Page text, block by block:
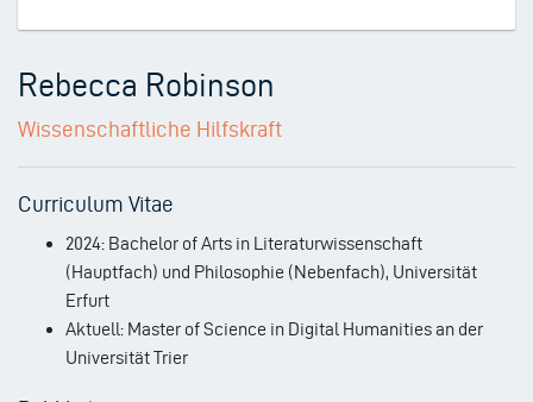
Rebecca Robinson
Wissenschaftliche Hilfskraft
Curriculum Vitae
2024: Bachelor of Arts in Literaturwissenschaft
(Hauptfach) und Philosophie (Nebenfach), Universität
Erfurt
Aktuell: Master of Science in Digital Humanities an der
Universität Trier